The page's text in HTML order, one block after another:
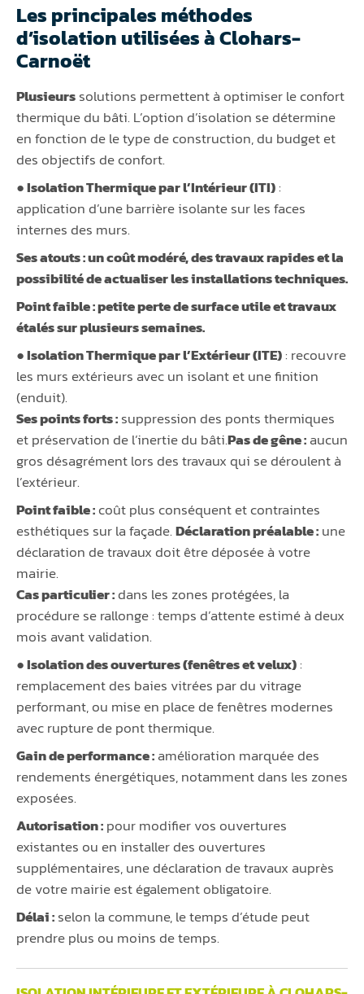
Les principales méthodes
d’isolation utilisées à Clohars-
Carnoët
Plusieurssolutions permettent à optimiser le confort
thermique du bâti. L’option d’isolation se détermine
en fonction de le type de construction, du budget et
des objectifs de confort.
● Isolation Thermique par l’Intérieur (ITI):
application d’une barrière isolante sur les faces
internes des murs.
Ses atouts :un coût modéré, des travaux rapides et la
possibilité de actualiser les installations techniques.
Point faible :petite perte de surface utile et travaux
étalés sur plusieurs semaines.
● Isolation Thermique par l’Extérieur (ITE): recouvre
les murs extérieurs avec un isolant et une finition
(enduit).
Ses points forts :suppression des ponts thermiques
et préservation de l’inertie du bâti.Pas de gêne :aucun
gros désagrément lors des travaux qui se déroulent à
l’extérieur.
Point faible :coût plus conséquent et contraintes
esthétiques sur la façade.Déclaration préalable :une
déclaration de travaux doit être déposée à votre
mairie.
Cas particulier :dans les zones protégées, la
procédure se rallonge : temps d’attente estimé à deux
mois avant validation.
● Isolation des ouvertures (fenêtres et velux):
remplacement des baies vitrées par du vitrage
performant, ou mise en place de fenêtres modernes
avec rupture de pont thermique.
Gain de performance :amélioration marquée des
rendements énergétiques, notamment dans les zones
exposées.
Autorisation :pour modifier vos ouvertures
existantes ou en installer des ouvertures
supplémentaires, une déclaration de travaux auprès
de votre mairie est également obligatoire.
Délai :selon la commune, le temps d’étude peut
prendre plus ou moins de temps.